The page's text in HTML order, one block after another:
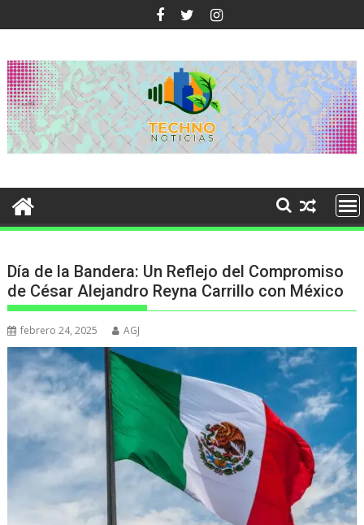
al
Día de la Bandera: Un Reflejo del Compromiso
de César Alejandro Reyna Carrillo con México
febrero 24, 2025 AGJ